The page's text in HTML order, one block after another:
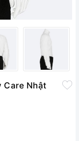
Care Nhật